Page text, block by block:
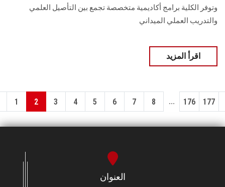
وتوفر الكلية برامج أكاديمية متخصصة تجمع بين التأصيل العلمي
والتدريب العملي الميداني
اقرأ المزيد
1 2 3 4 5 6 7 8 ... 176 177
العنوان